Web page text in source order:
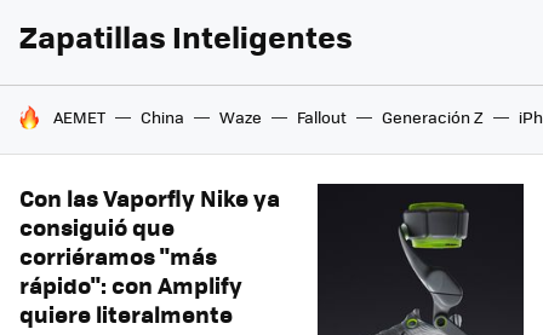
Zapatillas Inteligentes
HOY SE HABLA DE
AEMET China Waze Fallout Generación Z
Con las Vaporfly Nike ya
consiguió que
corriéramos "más
rápido": con Amplify
quiere literalmente